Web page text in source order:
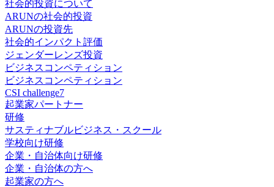
社会的投資について
ARUNの社会的投資
ARUNの投資先
社会的インパクト評価
ジェンダーレンズ投資
ビジネスコンペティション
ビジネスコンペティション
CSI challenge7
起業家パートナー
研修
サスティナブルビジネス・スクール
学校向け研修
企業・自治体向け研修
企業・自治体の方へ
起業家の方へ